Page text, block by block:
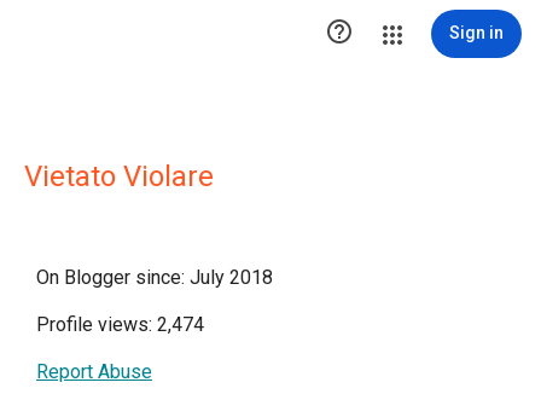
 Sign in
Vietato Violare
On Blogger since: July 2018
Profile views: 2,474
Report Abuse